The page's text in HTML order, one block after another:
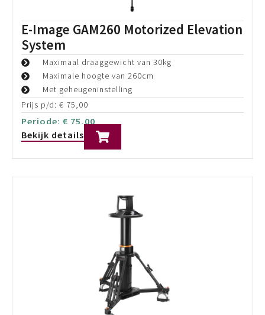
E-Image EG10C2L Tripod System
Maximaal draaggewicht: 10kg
Maximale hoogte: 173,5 cm
Carbon-Fiber
Prijs p/d:€30,00
Periode:€30,00
Bekijk details